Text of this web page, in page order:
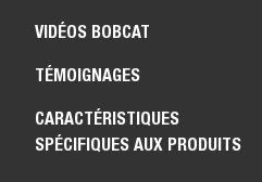
VIDÉOS BOBCAT
TÉMOIGNAGES
CARACTÉRISTIQUES
SPÉCIFIQUES AUX PRODUITS